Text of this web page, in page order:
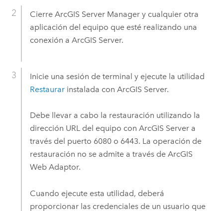
Cierre ArcGIS Server Managery cualquier otra
aplicación del equipo que esté realizando una
conexión a ArcGIS Server.
Inicie una sesión de terminal y ejecute la utilidad
Restaurarinstalada con ArcGIS Server.
Debe llevar a cabo la restauración utilizando la
dirección URL del equipo con ArcGIS Servera
través del puerto 6080 o 6443. La operación de
restauración no se admite a través de ArcGIS
Web Adaptor.
Cuando ejecute esta utilidad, deberá
proporcionar las credenciales de un usuario que